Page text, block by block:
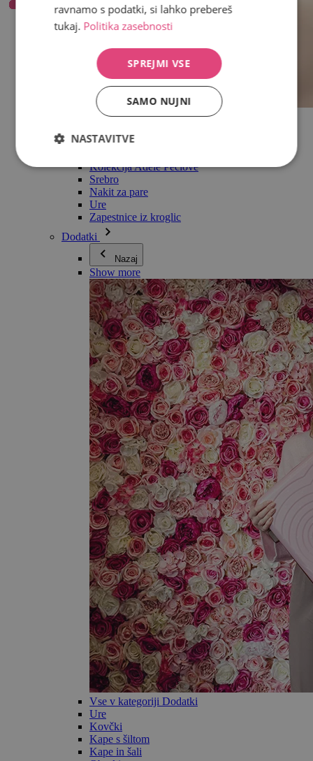
Vse v kategoriji Nakit
Zapestnice
Kolekcija Adéle Pečlové
Srebro
Nakit za pare
Ure
Zapestnice iz kroglic
Dodatki
Nazaj
Show more
Vse v kategoriji Dodatki
Ure
Kovčki
Kape s šiltom
Kape in šali
ravnamo s podatki, si lahko prebereš
tukaj. Politika zasebnosti
SPREJMI VSE
SAMO NUJNI
NASTAVITVE